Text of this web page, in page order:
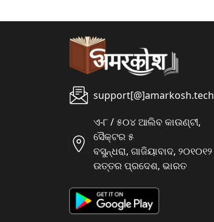
support[@]amarkosh.tech
ଏ-୮ / ୫୦୪ ଆଲିବ କାଉଣ୍ଟୀ,
ସୈକ୍ଟର ୫
ବସୁନ୍ଧରା, ଗାଜିୟାବାଦ, ୨୦୧୦୧୨
ଉତ୍ତର ପ୍ରଦେଶ, ଭାରତ